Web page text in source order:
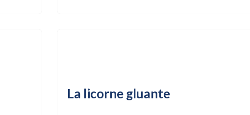
La licorne gluante